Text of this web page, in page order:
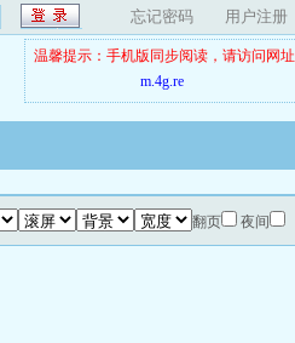
忘记密码 用户注册
温馨提示：手机版同步阅读，请访问网址
m.4g.re
翻页 夜间